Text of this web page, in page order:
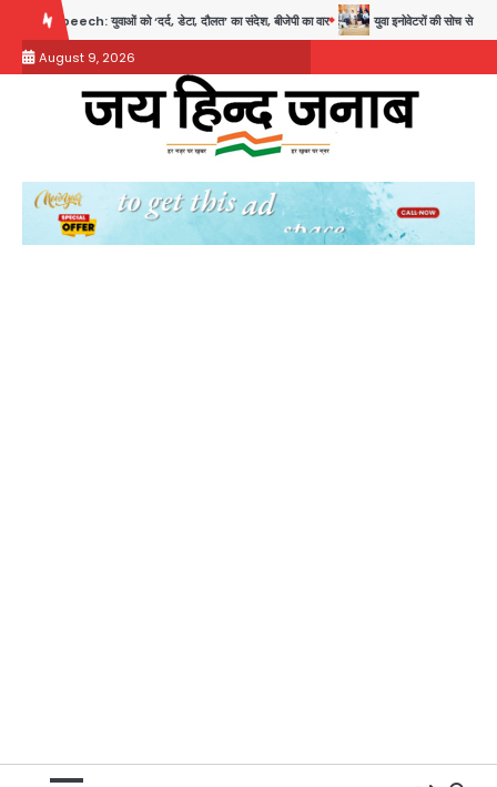
content
को ‘दर्द, डेटा, दौलत’ का संदेश, बीजेपी का वार युवा इनोवेटरों की सोच से हाईटेक होगी दिल्ली पुलिस
August 9, 2026